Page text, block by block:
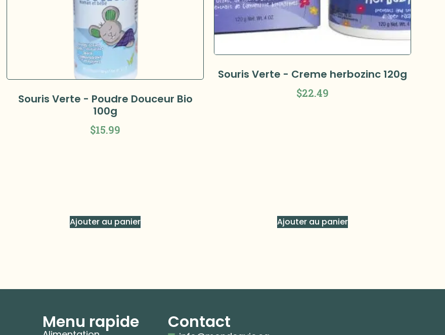
Souris Verte - Poudre Douceur Bio
100g
$15.99
Ajouter au panier
Souris Verte - Creme herbozinc 120g
$22.49
Ajouter au panier
Menu rapide Contact